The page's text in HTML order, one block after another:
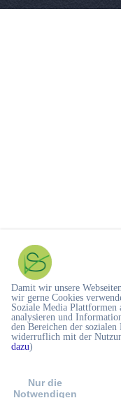
Damit wir unsere
wir gerne Cookies
Soziale Media Plattformen
analysieren und
den Bereichen der
widerruflich mit der
dazu)
Nur die
Notwendigen